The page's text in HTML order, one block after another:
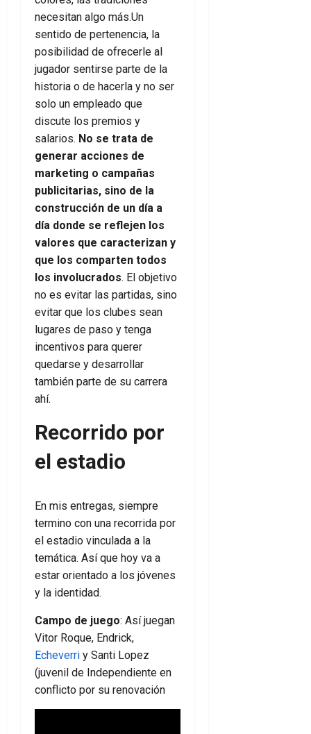
necesitan algo más.Un
sentido de pertenencia, la
posibilidad de ofrecerle al
jugador sentirse parte de la
historia o de hacerla y no ser
solo un empleado que
discute los premios y
salarios. No se trata de
generar acciones de
marketing o campañas
publicitarias, sino de la
construcción de un día a
día donde se reflejen los
valores que caracterizan y
que los comparten todos
los involucrados. El objetivo
no es evitar las partidas, sino
evitar que los clubes sean
lugares de paso y tenga
incentivos para querer
quedarse y desarrollar
también parte de su carrera
ahí.
Recorrido por
el estadio
En mis entregas, siempre
termino con una recorrida por
el estadio vinculada a la
temática. Así que hoy va a
estar orientado a los jóvenes
y la identidad.
Campo de juego: Así juegan
Vitor Roque, Endrick,
Echeverri y Santi Lopez
(juvenil de Independiente en
conflicto por su renovación